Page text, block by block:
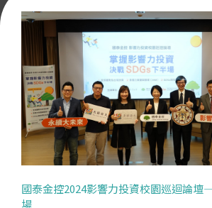
國泰金控2024影響力投資校園巡迴論
場